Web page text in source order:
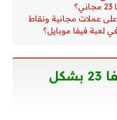
عملات مجانية ونقاط
لعبة فيفا موبايل؟
شحن كوينز فيفا 23 بشكل